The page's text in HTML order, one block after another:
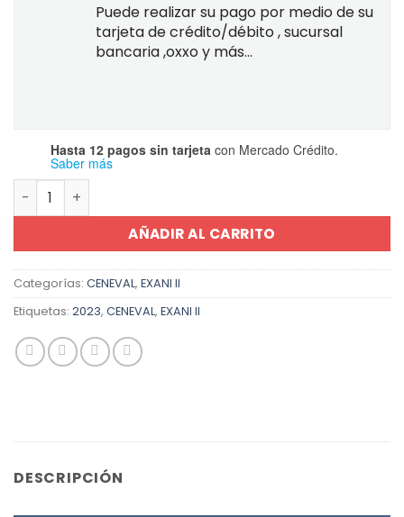
Puede realizar su pago por medio de su
tarjeta de crédito/débito , sucursal
bancaria ,oxxo y más...
Hasta 12 pagos sin tarjeta con Mercado Crédito.
Saber más
Guía EXANI II Ciencias administrativas 2023 cantidad
AÑADIR AL CARRITO
Categorías: CENEVAL, EXANI II
Etiquetas: 2023, CENEVAL, EXANI II
DESCRIPCIÓN